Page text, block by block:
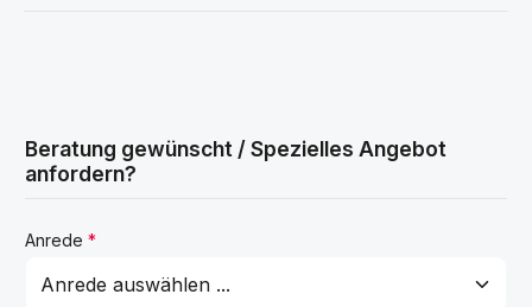
Beratung gewünscht / Spezielles Angebot
anfordern?
Anrede *